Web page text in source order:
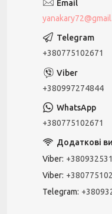
+380775102671
+380997274844
+380775102671
Viber
Viber
Telegram